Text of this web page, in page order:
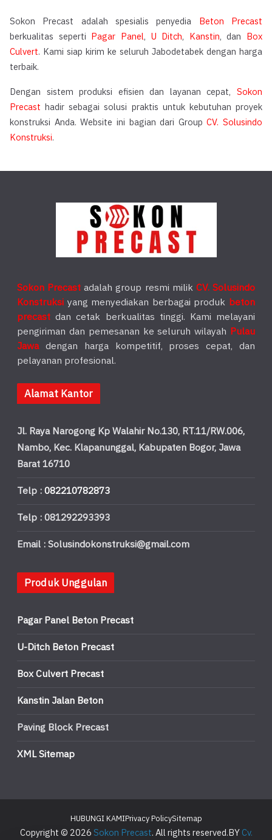
Sokon Precast adalah spesialis penyedia Beton Precast
berkualitas seperti Pagar Panel, U Ditch, Kanstin, dan Box
Culvert. Kami siap kirim ke seluruh Jabodetabek dengan harga
terbaik.
Dengan sistem produksi efisien dan layanan cepat, Sokon
Precast hadir sebagai solusi praktis untuk kebutuhan proyek
konstruksi Anda. Website ini bagian dari GroupCV. Solusindo
Konstruksi.
Sokon Precast adalah group resmi milik CV. Solusindo
Konstruksi yang menyediakan berbagai produk beton
precast dan cetak berkualitas tinggi. Kami melayani
pengiriman dan pemesanan ke seluruh wilayah Pulau
Jawadengan harga kompetitif, proses cepat, dan
pelayanan profesional.
Alamat Kantor
Jl. Raya Narogong Kp Walahir No.130, RT.11/RW.006,
Nambo, Kec. Klapanunggal, Kabupaten Bogor, Jawa
Barat 16710
Telp :082210782873
Telp : 081292293393
Email : Solusindokonstruksi@gmail.com
Produk Unggulan
Pagar Panel Beton Precast
U-Ditch Beton Precast
Box Culvert Precast
Kanstin Jalan Beton
Paving Block Precast
XML Sitemap
HUBUNGI KAMIPrivacy PolicySitemap
Copyright © 2026Sokon Precast. All rights reserved.BYCv.